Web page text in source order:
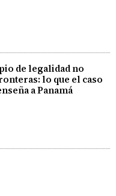
de legalidad no
lo que el caso
a Panamá